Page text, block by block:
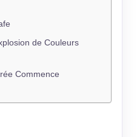
de Couleurs
Commence